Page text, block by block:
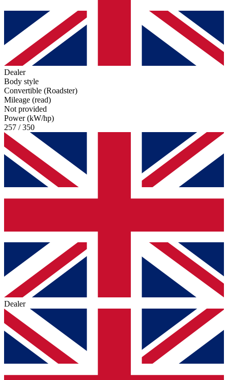
Dealer
Body style
Convertible (Roadster)
Mileage (read)
Not provided
Power (kW/hp)
257 / 350
Dealer